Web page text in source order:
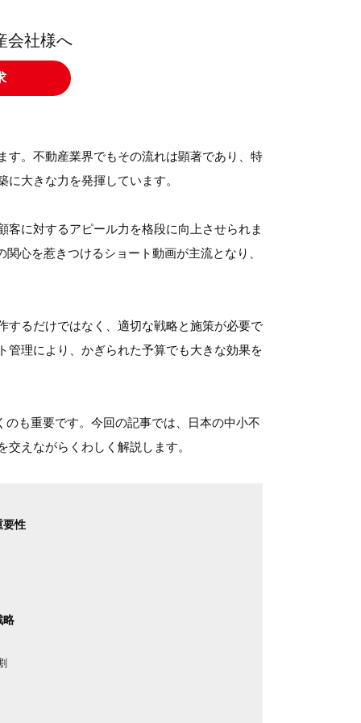
会社様へ
す。不動産業界でもその流れは顕著であり、特
大きな力を発揮しています。
に対するアピール力を格段に向上させられま
心を惹きつけるショート動画が主流となり、
するだけではなく、適切な戦略と施策が必要で
管理により、かぎられた予算でも大きな効果を
も重要です。今回の記事では、日本の中小不
えながらくわしく解説します。
要性
略